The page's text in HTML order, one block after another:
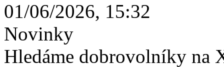
01/06/2026, 15:32
Novinky
Hledáme dobrovolníky na